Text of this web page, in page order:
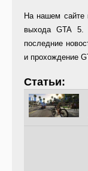
На нашем сайте
выхода GTA 5.
последние
и прохождение
Статьи: